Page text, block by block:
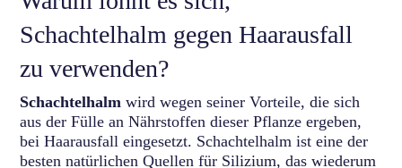
Schachtelhalm gegen Haarausfall
zu verwenden?
Schachtelhalmwird wegen seiner Vorteile, die sich
aus der Fülle an Nährstoffen dieser Pflanze ergeben,
bei Haarausfall eingesetzt. Schachtelhalm ist eine der
besten natürlichen Quellen für Silizium, das wiederum